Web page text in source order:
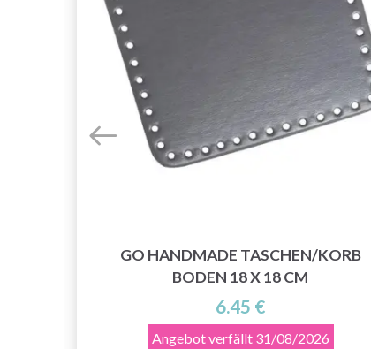
GO HANDMADE TASCHEN/KORB
BODEN 18 X 18 CM
6.45 €
Angebot verfällt 31/08/2026